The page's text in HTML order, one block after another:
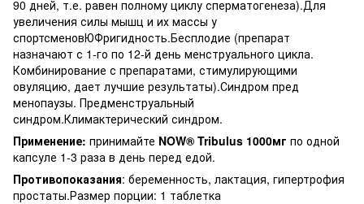
90 дней, т.е. равен полному циклу сперматогенеза).Для
увеличения силы мышц и их массы у
спортсменовЮФригидность.Бесплодие (препарат
назначают с 1-го по 12-й день менструального цикла.
Комбинирование с препаратами, стимулирующими
овуляцию, дает лучшие результаты).Синдром пред
менопаузы. Предменструальный
синдром.Климактерический синдром.
Применение: принимайте NOW® Tribulus 1000мг по одной
капсуле 1-3 раза в день перед едой.
Противопоказания: беременность, лактация, гипертрофия
простаты.Размер порции: 1 таблетка